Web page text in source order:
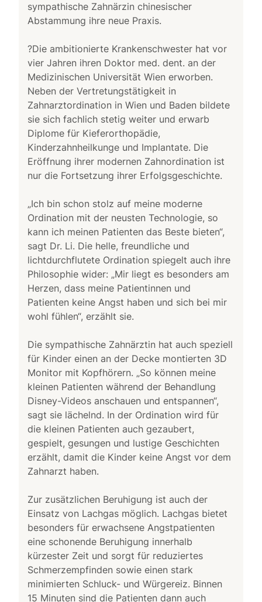
sympathische Zahnärzin chinesischer
Abstammung ihre neue Praxis.
?Die ambitionierte Krankenschwester hat vor
vier Jahren ihren Doktor med. dent. an der
Medizinischen Universität Wien erworben.
Neben der Vertretungstätigkeit in
Zahnarztordination in Wien und Baden bildete
sie sich fachlich stetig weiter und erwarb
Diplome für Kieferorthopädie,
Kinderzahnheilkunge und Implantate. Die
Eröffnung ihrer modernen Zahnordination ist
nur die Fortsetzung ihrer Erfolgsgeschichte.
„Ich bin schon stolz auf meine moderne
Ordination mit der neusten Technologie, so
kann ich meinen Patienten das Beste bieten“,
sagt Dr. Li. Die helle, freundliche und
lichtdurchflutete Ordination spiegelt auch ihre
Philosophie wider: „Mir liegt es besonders am
Herzen, dass meine Patientinnen und
Patienten keine Angst haben und sich bei mir
wohl fühlen“, erzählt sie.
Die sympathische Zahnärztin hat auch speziell
für Kinder einen an der Decke montierten 3D
Monitor mit Kopfhörern. „So können meine
kleinen Patienten während der Behandlung
Disney-Videos anschauen und entspannen“,
sagt sie lächelnd. In der Ordination wird für
die kleinen Patienten auch gezaubert,
gespielt, gesungen und lustige Geschichten
erzählt, damit die Kinder keine Angst vor dem
Zahnarzt haben.
Zur zusätzlichen Beruhigung ist auch der
Einsatz von Lachgas möglich. Lachgas bietet
besonders für erwachsene Angstpatienten
eine schonende Beruhigung innerhalb
kürzester Zeit und sorgt für reduziertes
Schmerzempfinden sowie einen stark
minimierten Schluck- und Würgereiz. Binnen
15 Minuten sind die Patienten dann auch